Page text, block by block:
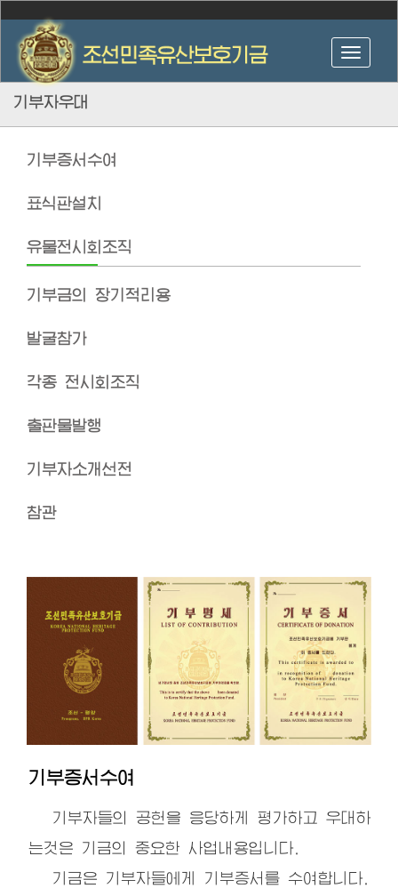
기부자우대
기부증서수여
표식판설치
유물전시회조직
기부금의 장기적리용
발굴참가
각종 전시회조직
출판물발행
기부자소개선전
참관
기부증서수여
기부자들의 공헌을 응당하게 평가하고 우대하
는것은 기금의 중요한 사업내용입니다.
기금은 기부자들에게 기부증서를 수여합니다.